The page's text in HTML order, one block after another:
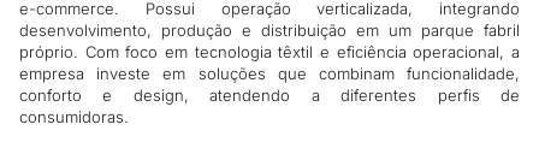
e-commerce. Possui operação verticalizada, integrando
desenvolvimento, produção e distribuição em um parque fabril
próprio. Com foco em tecnologia têxtil e eficiência operacional, a
empresa investe em soluções que combinam funcionalidade,
conforto e design, atendendo a diferentes perfis de
consumidoras.